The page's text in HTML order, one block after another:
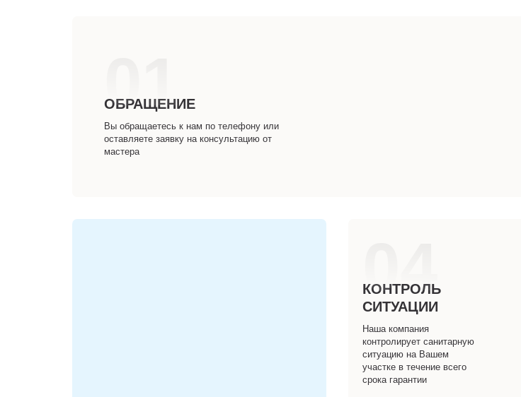
01
ОБРАЩЕНИЕ
Вы обращаетесь к нам по телефону или
оставляете заявку на консультацию от
мастера
04
КОНТРОЛЬ
СИТУАЦИИ
Наша компания
контролирует санитарную
ситуацию на Вашем
участке в течение всего
срока гарантии